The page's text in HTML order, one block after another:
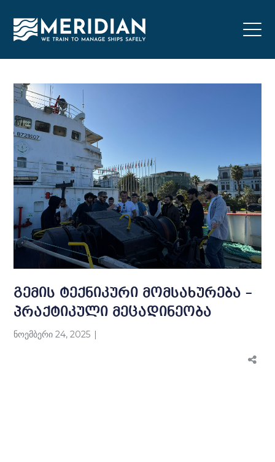
გემის ტექნიკური მომსახურება –
პრაქტიკული მეცადინეობა
ნოემბერი 24, 2025